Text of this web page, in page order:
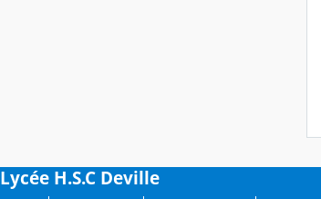
Lycée H.S.C Deville